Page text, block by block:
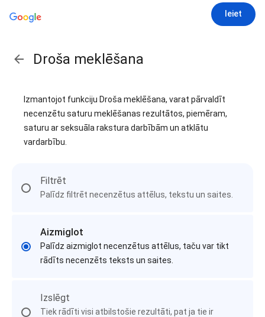
Ieiet
Droša meklēšana
Izmantojot funkciju Droša meklēšana, varat pārvaldīt
necenzētu saturu meklēšanas rezultātos, piemēram,
saturu ar seksuāla rakstura darbībām un atklātu
vardarbību.
Filtrēt
Palīdz filtrēt necenzētus attēlus, tekstu un saites.
Aizmiglot
Palīdz aizmiglot necenzētus attēlus, taču var tikt
rādīts necenzēts teksts un saites.
Izslēgt
Tiek rādīti visi atbilstošie rezultāti, pat ja tie ir